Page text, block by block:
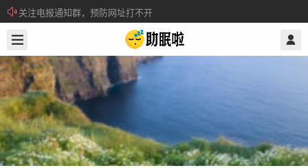
关注电报通知群，预防网址打不开
所有注册用户记得每日来签到领取积分。
@ 助眠啦